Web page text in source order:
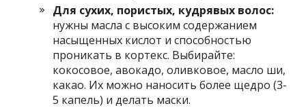
Для сухих, пористых, кудрявых волос:
нужны масла с высоким содержанием
насыщенных кислот и способностью
проникать в кортекс. Выбирайте:
кокосовое, авокадо, оливковое, масло ши,
какао. Их можно наносить более щедро (3-
5 капель) и делать маски.